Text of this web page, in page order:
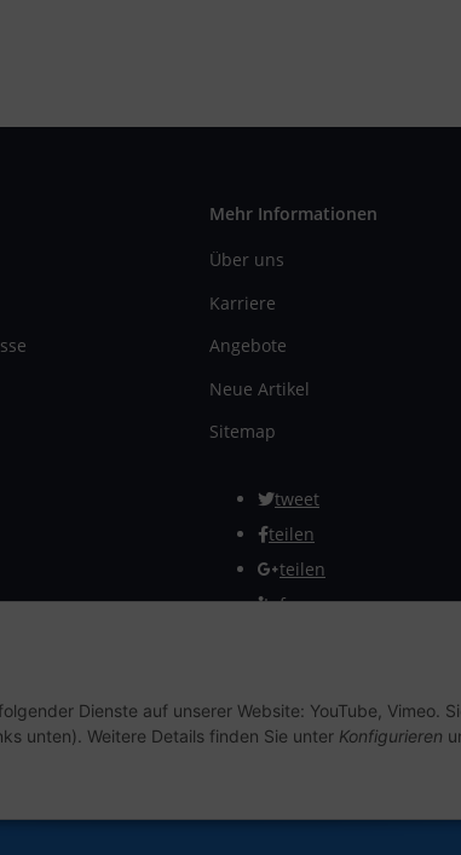
Mehr Informationen
Über uns
Karriere
Angebote
Neue Artikel
Sitemap
tweet
teilen
teilen
Info
Vertrag widerrufen
Dienste auf unserer Website: YouTube, Vimeo.
unten). Weitere Details finden Sie unter Konfigurieren